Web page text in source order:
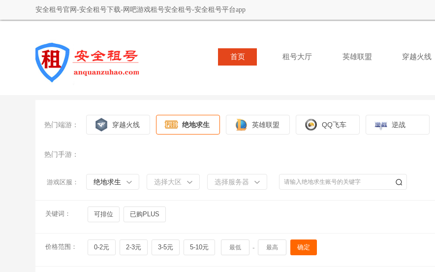
安全租号官网-安全租号下载-网吧游戏租号安全租号-安全租号平台app
首页 租号大厅 英雄联盟 穿越火线
热门端游： 穿越火线 绝地求生 英雄联盟 QQ飞车 逆战
热门手游：
游戏区服： 绝地求生 选择大区 选择服务器
关键词： 可排位 已购PLUS
价格范围： 0-2元 2-3元 3-5元 5-10元 - 确定